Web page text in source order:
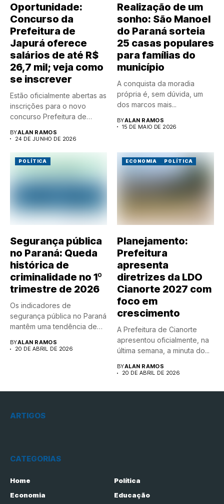
Oportunidade:
Concurso da
Prefeitura de
Japurá oferece
salários de até R$
26,7 mil; veja como
se inscrever
Estão oficialmente abertas as
inscrições para o novo
concurso Prefeitura de
BYALAN RAMOS
24 DE JUNHO DE 2026
Realização de um
sonho: São Manoel
do Paraná sorteia
25 casas populares
para famílias do
município
A conquista da moradia
própria é, sem dúvida, um
dos marcos mais...
BYALAN RAMOS
15 DE MAIO DE 2026
POLÍTICA
Segurança pública
no Paraná: Queda
histórica de
criminalidade no 1º
trimestre de 2026
Os indicadores de
segurança pública no Paraná
mantêm uma tendência de
BYALAN RAMOS
20 DE ABRIL DE 2026
ECONOMIA POLÍTICA
Planejamento:
Prefeitura
apresenta
diretrizes da LDO
Cianorte 2027 com
foco em
crescimento
A Prefeitura de Cianorte
apresentou oficialmente, na
última semana, a minuta do...
BYALAN RAMOS
20 DE ABRIL DE 2026
ARTIGOS
CATEGORIAS
Home
Política
Economia
Educação